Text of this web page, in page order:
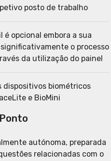
posto de trabalho
opcional embora a sua
o processo
da utilização do painel
dispositivos biométricos
e BioMini
autónoma, preparada
relacionadas com o